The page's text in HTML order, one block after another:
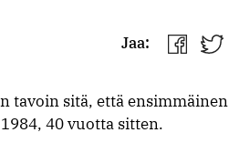
Jaa:
Jaa
Jaa
tavoin sitä, että ensimmäinen
40 vuotta sitten.